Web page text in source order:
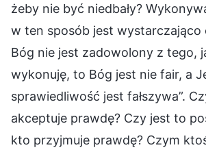
żeby nie być niedbały?
w ten sposób jest wystarczająco
Bóg nie jest zadowolony z tego,
wykonuję, to Bóg jest nie fair, a
sprawiedliwość jest fałszywa”.
akceptuje prawdę? Czy jest to
kto przyjmuje prawdę? Czym